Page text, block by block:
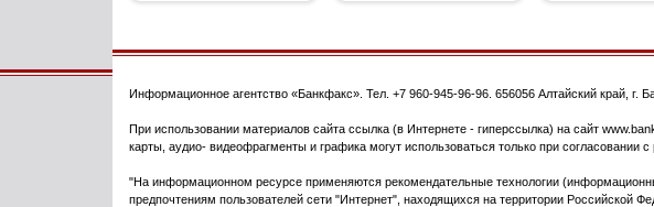
Информационное агентство «Банкфакс» . Тел. +7 960-945-96-96 656056 Алтайский край, г.
При использовании материалов сайта ссылка (в Интернете - гиперссылка) на сайт
карты, аудио- видеофрагменты и графика могут использоваться только при согласовании
"На информационном ресурсе применяются рекомендательные технологии
предпочтениям пользователей сети "Интернет", находящихся на территории Российской